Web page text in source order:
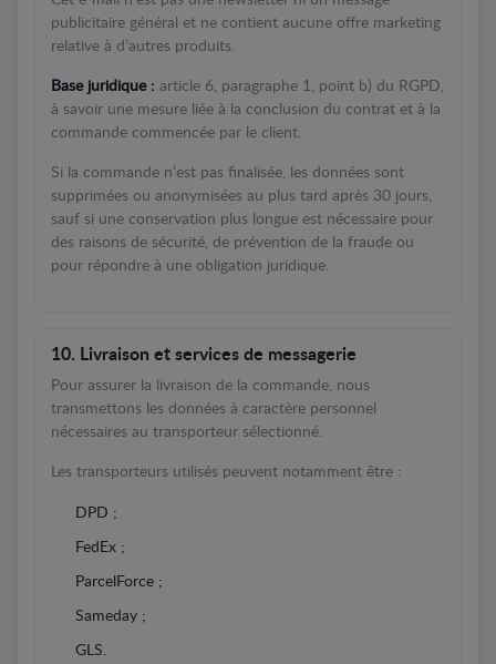
publicitaire général et ne contient aucune offre marketing
relative à d’autres produits.
Base juridique : article 6, paragraphe 1, point b) du RGPD,
à savoir une mesure liée à la conclusion du contrat et à la
commande commencée par le client.
Si la commande n’est pas finalisée, les données sont
supprimées ou anonymisées au plus tard après 30 jours,
sauf si une conservation plus longue est nécessaire pour
des raisons de sécurité, de prévention de la fraude ou
pour répondre à une obligation juridique.
10. Livraison et services de messagerie
Pour assurer la livraison de la commande, nous
transmettons les données à caractère personnel
nécessaires au transporteur sélectionné.
Les transporteurs utilisés peuvent notamment être :
DPD ;
FedEx ;
ParcelForce ;
Sameday ;
GLS.